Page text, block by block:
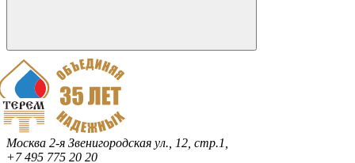
Москва 2-я Звенигородская ул., 12, стр.1,
+7 495 775 20 20